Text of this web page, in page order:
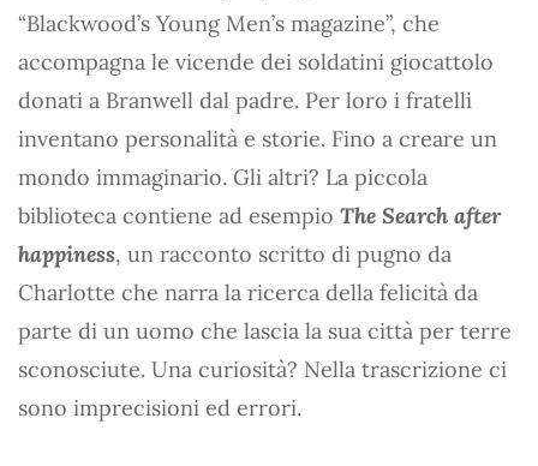
“Blackwood’s Young Men’s magazine”, che
accompagna le vicende dei soldatini giocattolo
donati a Branwell dal padre. Per loro i fratelli
inventano personalità e storie. Fino a creare un
mondo immaginario. Gli altri? La piccola
biblioteca contiene ad esempio The Search after
happiness, un racconto scritto di pugno da
Charlotte che narra la ricerca della felicità da
parte di un uomo che lascia la sua città per terre
sconosciute. Una curiosità? Nella trascrizione ci
sono imprecisioni ed errori.